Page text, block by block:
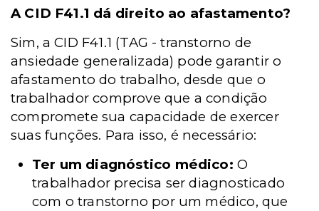
A CID F41.1 dá direito ao afastamento?
Sim, a CID F41.1 (TAG - transtorno de
ansiedade generalizada) pode garantir o
afastamento do trabalho, desde que o
trabalhador comprove que a condição
compromete sua capacidade de exercer
suas funções. Para isso, é necessário:
Ter um diagnóstico médico: O
trabalhador precisa ser diagnosticado
com o transtorno por um médico, que